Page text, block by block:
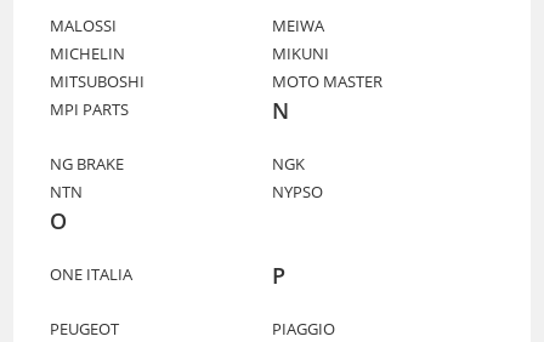
MALOSSI
MEIWA
MICHELIN
MIKUNI
MITSUBOSHI
MOTO MASTER
MPI PARTS
N
NG BRAKE
NGK
NTN
NYPSO
O
ONE ITALIA P
PEUGEOT
PIAGGIO